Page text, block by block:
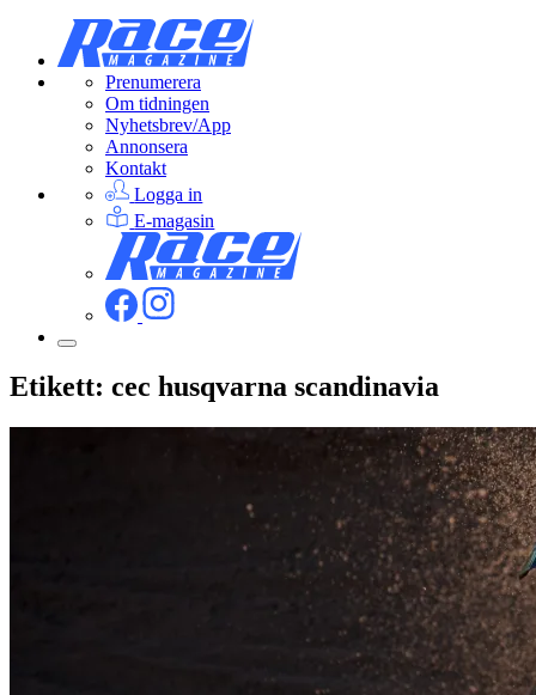
Prenumerera
Om tidningen
Nyhetsbrev/App
Annonsera
Kontakt
Logga in
E-magasin
Etikett: cec husqvarna scandinavia